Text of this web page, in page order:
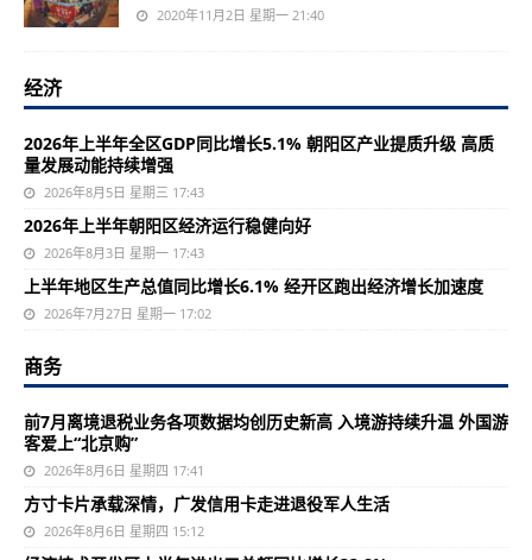
2020年11月2日 星期一 21:40
经济
2026年上半年全区GDP同比增长5.1% 朝阳区产业提质升级 高质
量发展动能持续增强
2026年8月5日 星期三 17:43
2026年上半年朝阳区经济运行稳健向好
2026年8月3日 星期一 17:43
上半年地区生产总值同比增长6.1% 经开区跑出经济增长加速度
2026年7月27日 星期一 17:02
商务
前7月离境退税业务各项数据均创历史新高 入境游持续升温 外国游
客爱上“北京购”
2026年8月6日 星期四 17:41
方寸卡片承载深情，广发信用卡走进退役军人生活
2026年8月6日 星期四 15:12